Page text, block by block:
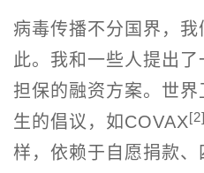
病毒传播不分国界，
此。我和一些人提出
担保的融资方案。世
生的倡议，如COVAX[2]
样，依赖于自愿捐款